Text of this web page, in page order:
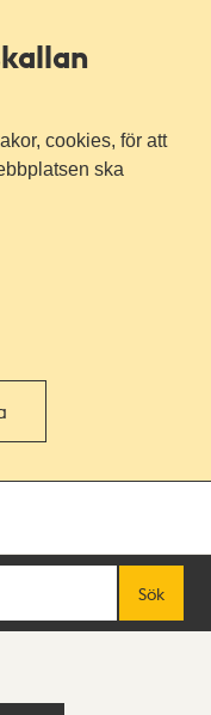
cookies, för att
ska
Sök